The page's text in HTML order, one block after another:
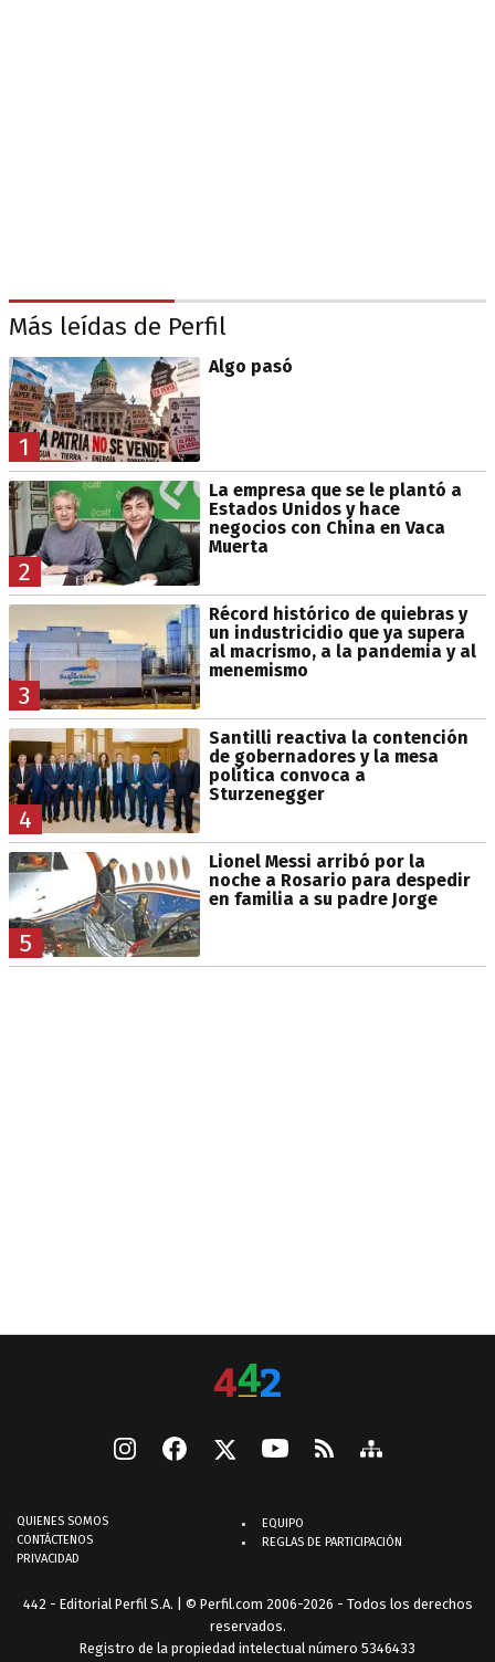
Más leídas de Perfil
1
Algo pasó
2
La empresa que se le plantó a
Estados Unidos y hace
negocios con China en Vaca
Muerta
3
Récord histórico de quiebras y
un industricidio que ya supera
al macrismo, a la pandemia y al
menemismo
4
Santilli reactiva la contención
de gobernadores y la mesa
política convoca a
Sturzenegger
5
Lionel Messi arribó por la
noche a Rosario para despedir
en familia a su padre Jorge
QUIENES SOMOS
CONTÁCTENOS
PRIVACIDAD
EQUIPO
REGLAS DE PARTICIPACIÓN
442 - Editorial Perfil S.A. | © Perfil.com 2006-2026 - Todos los derechos
reservados.
Registro de la propiedad intelectual número 5346433